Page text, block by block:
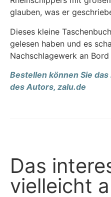
glauben, was er
Dieses kleine
gelesen haben und es
Nachschlagewerk an Bord
Bestellen können Sie
des Autors, zalu.de
Das
vielleicht